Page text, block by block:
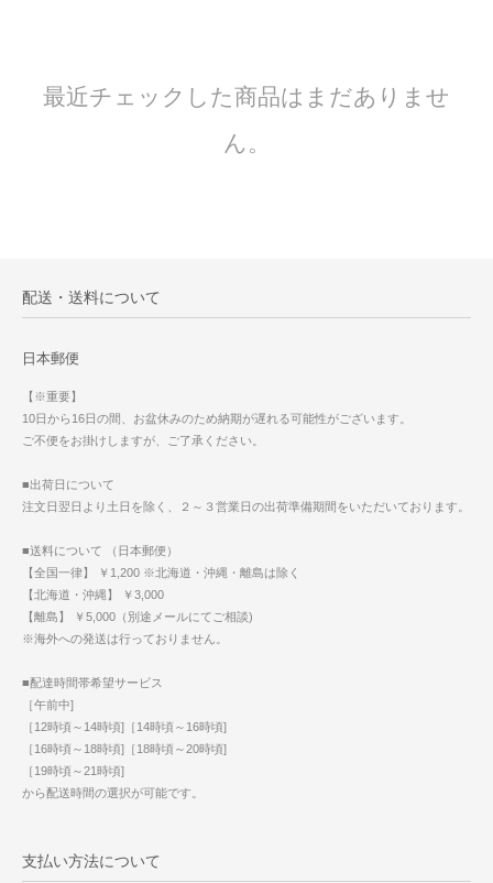
最近チェックした商品はまだありませ
ん。
配送・送料について
日本郵便
【※重要】
10日から16日の間、お盆休みのため納期が遅れる可能性がございます。
ご不便をお掛けしますが、ご了承ください。
■出荷日について
注文日翌日より土日を除く、２～３営業日の出荷準備期間をいただいております。
■送料について （日本郵便）
【全国一律】 ￥1,200 ※北海道・沖縄・離島は除く
【北海道・沖縄】 ￥3,000
【離島】 ￥5,000（別途メールにてご相談)
※海外への発送は行っておりません。
■配達時間帯希望サービス
［午前中]
［12時頃～14時頃]［14時頃～16時頃]
［16時頃～18時頃]［18時頃～20時頃]
［19時頃～21時頃]
から配送時間の選択が可能です。
支払い方法について